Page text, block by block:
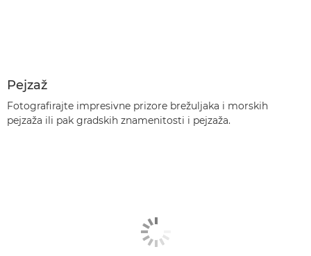
Pejzaž
Fotografirajte impresivne prizore brežuljaka i morskih
pejzaža ili pak gradskih znamenitosti i pejzaža.